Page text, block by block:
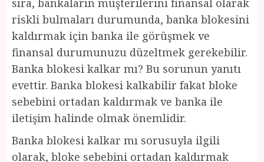
sıra, bankaların müşterilerini finansal olarak
riskli bulmaları durumunda, banka blokesini
kaldırmak için banka ile görüşmek ve
finansal durumunuzu düzeltmek gerekebilir.
Banka blokesi kalkar mı? Bu sorunun yanıtı
evettir. Banka blokesi kalkabilir fakat bloke
sebebini ortadan kaldırmak ve banka ile
iletişim halinde olmak önemlidir.
Banka blokesi kalkar mı sorusuyla ilgili
olarak, bloke sebebini ortadan kaldırmak